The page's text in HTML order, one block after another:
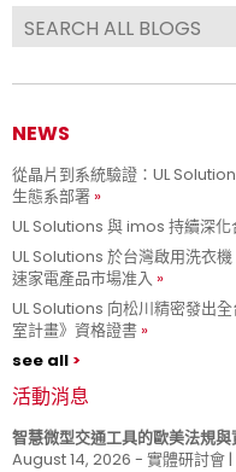
NEWS
從晶片到系統驗證：UL
生態系部署
UL Solutions 與 imos 持續深
UL Solutions 於台灣啟用洗衣
速家電產品市場准入
UL Solutions 向松川精密發出
室計畫》資格證書
see all
活動消息
智慧微型交通工具的歐美法規
August 14, 2026 - 實體研討會 |